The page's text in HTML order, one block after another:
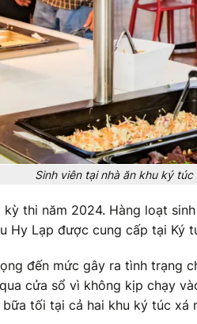
Sinh viên tại nhà ăn khu ký
thi năm 2024. Hàng loạt
Hy Lạp được cung cấp tại Ký
đến mức gây ra tình trạng
cửa sổ vì không kịp chạy
tối tại cả hai khu ký túc xá